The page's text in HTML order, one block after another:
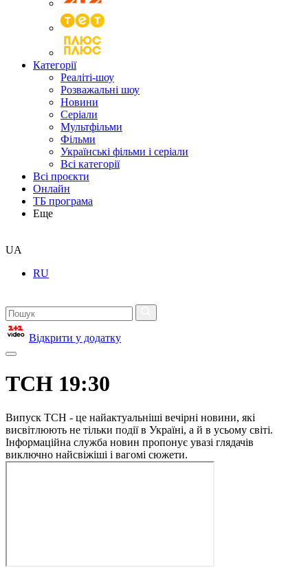
Категорії
Реаліті-шоу
Розважальні шоу
Новини
Серіали
Мультфільми
Фільми
Українські фільми і серіали
Всі категорії
Всі проєкти
Онлайн
ТБ програма
Еще
UA
RU
Відкрити у додатку
ТСН 19:30
Випуск ТСН - це найактуальніші вечірні новини, які
висвітлюють не тільки події в Україні, а й в усьому світі.
Інформаційна служба новин пропонує увазі глядачів
виключно найсвіжіші і вагомі сюжети.